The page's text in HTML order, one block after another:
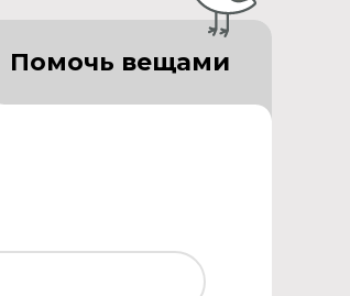
Помочь вещами